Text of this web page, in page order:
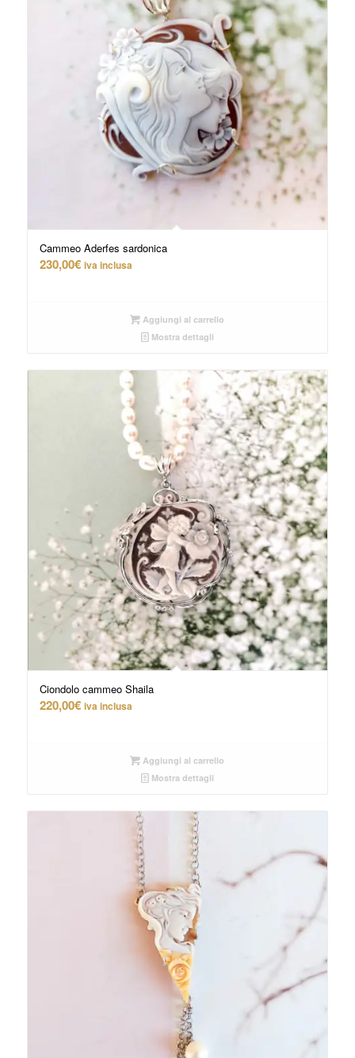
Cammeo Aderfes sardonica
230,00€ iva inclusa
Aggiungi al carrello
Mostra dettagli
Ciondolo cammeo Shaila
220,00€ iva inclusa
Aggiungi al carrello
Mostra dettagli